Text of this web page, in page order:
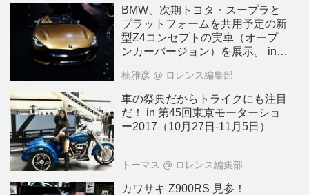
BMW、次期トヨタ・スープラと
プラットフォームを共用予定の新
型Z4コンセプトの実車（オープ
ンカーバージョン）を展示。 in
2017（10月27日-11月5日）
楠雅彦 @ ロレンス編集部
車の祭典だからトライクにも注目
だ！ in 第45回東京モーターショ
ー2017（10月27日-11月5日）
トーマス @ ロレンス編集部
カワサキ Z900RS 見参！